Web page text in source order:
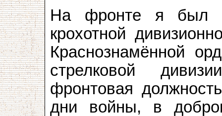
На фронте я был
крохотной
Краснознамённой
стрелковой
фронтовая
дни войны, в